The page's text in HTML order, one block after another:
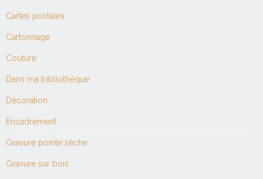
Cartes postales
Cartonnage
Couture
Dans ma bibliothèque
Décoration
Encadrement
Gravure pointe sèche
Gravure sur bois